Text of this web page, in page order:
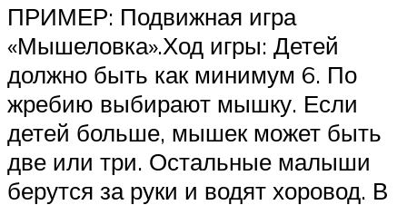
ПРИМЕР: Подвижная игра
«Мышеловка».Ход игры: Детей
должно быть как минимум 6. По
жребию выбирают мышку. Если
детей больше, мышек может быть
две или три. Остальные малыши
берутся за руки и водят хоровод. В